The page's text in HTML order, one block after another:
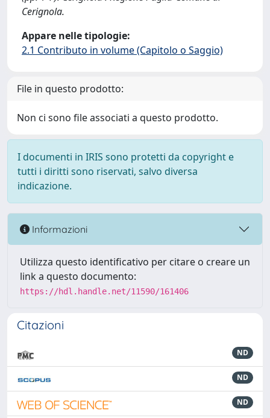
Cerignola.
Appare nelle tipologie:
2.1 Contributo in volume (Capitolo o Saggio)
File in questo prodotto:
Non ci sono file associati a questo prodotto.
I documenti in IRIS sono protetti da copyright e
tutti i diritti sono riservati, salvo diversa
indicazione.
Informazioni
Utilizza questo identificativo per citare o creare un
link a questo documento:
https://hdl.handle.net/11590/161406
Citazioni
ND
ND
ND